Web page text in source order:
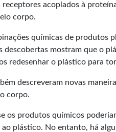
acoplados à
corpo.
químicas de produtos
descobertas mostram que o
redesenhar o plástico para
descreveram novas
corpo.
os produtos químicos
plástico. No entanto, há